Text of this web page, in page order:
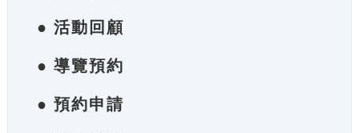
● 活動回顧
● 導覽預約
● 預約申請